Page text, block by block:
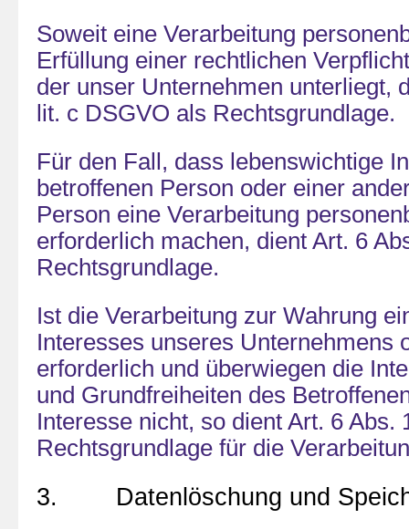
Soweit eine Verarbeitung
Erfüllung einer rechtlichen
der unser Unternehmen unterliegt,
lit. c DSGVO als Rechtsgrundlage.
Für den Fall, dass lebenswichtige
betroffenen Person oder einer
Person eine Verarbeitung
erforderlich machen, dient Art. 6
Rechtsgrundlage.
Ist die Verarbeitung zur Wahrung
Interesses unseres Unternehmens
erforderlich und überwiegen die
und Grundfreiheiten des
Interesse nicht, so dient Art. 6 Abs.
Rechtsgrundlage für die
3. Datenlöschung und